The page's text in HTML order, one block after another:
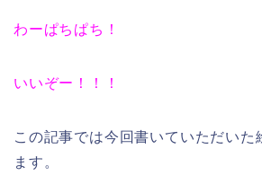
わーぱちぱち！
いいぞー！！！
この記事では今回書いていただいた
ます。